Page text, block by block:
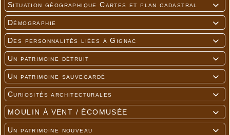

Situation géographique Cartes et plan cadastral

Démographie

Des personnalités liées à Gignac

Un patrimoine détruit

Un patrimoine sauvegardé

Curiosités architecturales

MOULIN À VENT / ÉCOMUSÉE

Un patrimoine nouveau